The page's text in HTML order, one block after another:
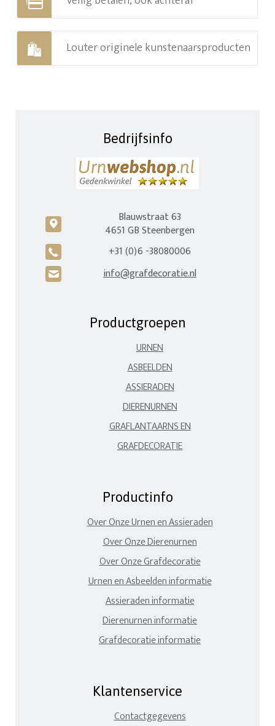
Louter originele kunstenaarsproducten
Bedrijfsinfo
c
Blauwstraat 63
4651 GB Steenbergen
A +31 (0)6 -38080006
H info@grafdecoratie.nl
Productgroepen
URNEN
ASBEELDEN
ASSIERADEN
DIERENURNEN
GRAFLANTAARNS EN
GRAFDECORATIE
Productinfo
Over Onze Urnen en Assieraden
Over Onze Dierenurnen
Over Onze Grafdecoratie
Urnen en Asbeelden informatie
Assieraden informatie
Dierenurnen informatie
Grafdecoratie informatie
Klantenservice
Contactgegevens